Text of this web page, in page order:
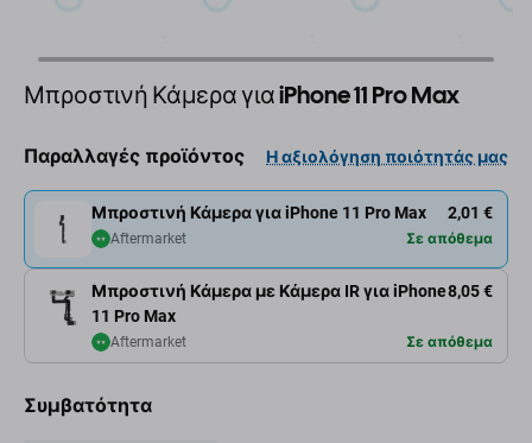
Μπροστινή Κάμερα για iPhone 11 Pro Max
Παραλλαγές προϊόντος Η αξιολόγηση ποιότητάς μας
Μπροστινή Κάμερα για iPhone 11 Pro Max 2,01 €
Aftermarket Σε απόθεμα
Μπροστινή Κάμερα με Κάμερα IR για iPhone
11 Pro Max
8,05 €
Aftermarket Σε απόθεμα
Συμβατότητα